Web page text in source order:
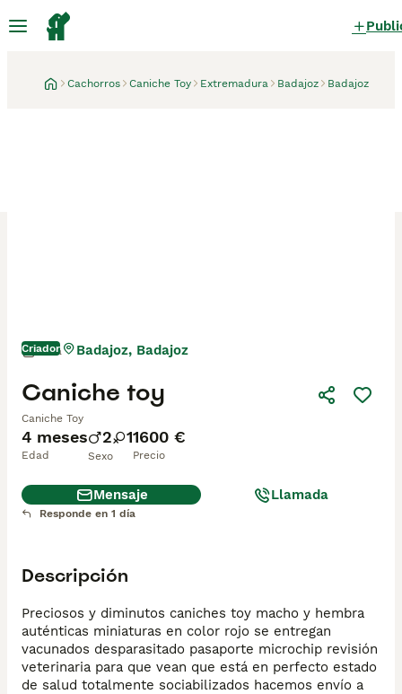
Cachorros Caniche Toy Extremadura Badajoz Badajoz
Criador
4 meses
Edad
2 1
Sexo
1600 €
Precio
Caniche toy
Caniche Toy
1 día Badajoz, Badajoz
Mensaje Llamada
Responde en 1 día
Descripción
Preciosos y diminutos caniches toy macho y hembra
auténticas miniaturas en color rojo se entregan
vacunados desparasitado pasaporte microchip revisión
veterinaria para que vean que está en perfecto estado
de salud totalmente sociabilizados hacemos envío a